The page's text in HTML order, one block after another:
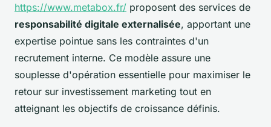
https://www.metabox.fr/ proposent des services de
responsabilité digitale externalisée, apportant une
expertise pointue sans les contraintes d'un
recrutement interne. Ce modèle assure une
souplesse d'opération essentielle pour maximiser le
retour sur investissement marketing tout en
atteignant les objectifs de croissance définis.